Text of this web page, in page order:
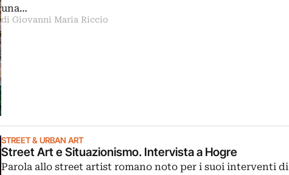
una…
di Giovanni Maria Riccio
STREET & URBAN ART
Street Art e Situazionismo. Intervista a Hogre
Parola allo street artist romano noto per i suoi interventi di